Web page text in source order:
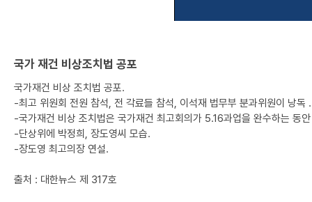
국가 재건 비상조치법 공포
국가재건 비상 조치법 공포.
-최고 위원회 전원 참석, 전 각료들 참석, 이석재 법무부 분과위원이 낭독 .
-국가재건 비상 조치법은 국가재건 최고회의가 5.16과업을 완수하는 동
-단상위에 박정희, 장도영씨 모습.
-장도영 최고의장 연설.
출처 : 대한뉴스 제 317호